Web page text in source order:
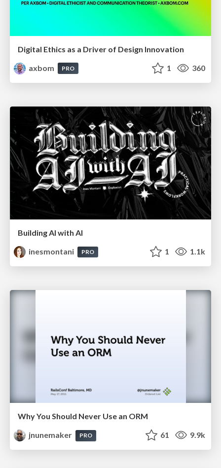
Digital Ethics as a Driver of Design Innovation
axbom
PRO 1 360
Building AI with AI
inesmontani
PRO 1 1.1k
Why You Should Never Use an ORM
jnunemaker
PRO 61 9.9k